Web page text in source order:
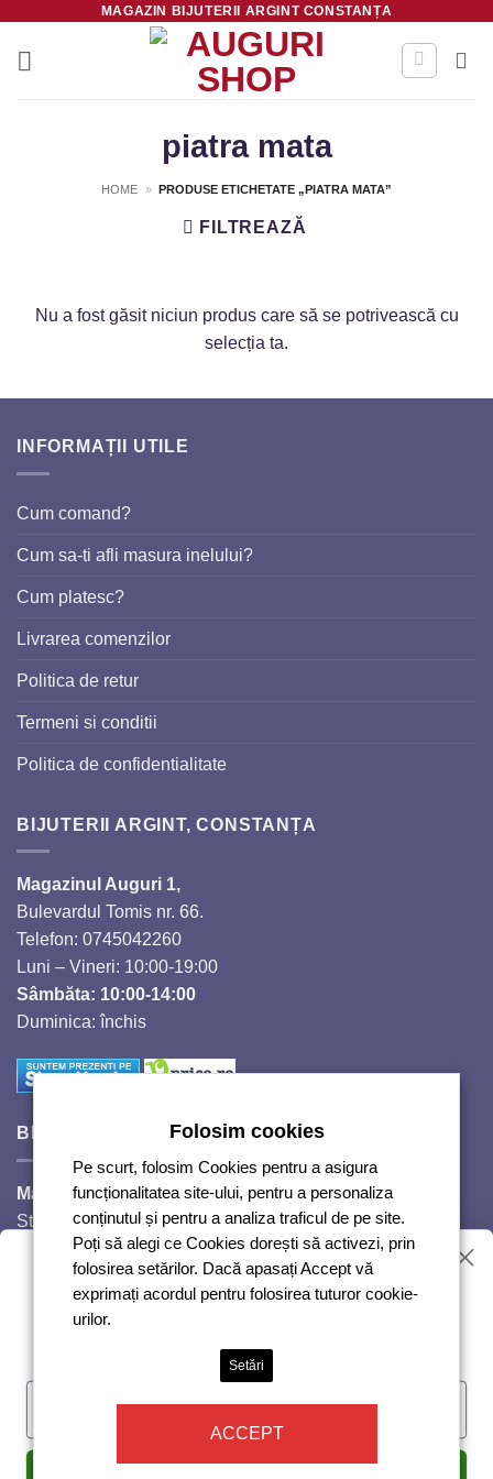
content
MAGAZIN BIJUTERII ARGINT CONSTANȚA
piatra mata
HOME » PRODUSE ETICHETATE „PIATRA MATA”
FILTREAZĂ
Nu a fost găsit niciun produs care să se potrivească cu
selecția ta.
INFORMAȚII UTILE
Cum comand?
Cum sa-ti afli masura inelului?
Cum platesc?
Livrarea comenzilor
Politica de retur
Termeni si conditii
Politica de confidentialitate
BIJUTERII ARGINT, CONSTANȚA
Magazinul Auguri 1,
Bulevardul Tomis nr. 66.
Telefon: 0745042260
Luni – Vineri: 10:00-19:00
Sâmbăta: 10:00-14:00
Duminica: închis
BIJUTERII SI CRISTALE
Magazinul Auguri 2,
Strada Răscoalei 1907, nr. 18.
Telefon: 0720224353
Luni – Vineri: 10:00-18:00
Sâmbăta: 10:00-14:00
Duminică: închis
Folosim cookies
Pe scurt, folosim Cookies pentru a asigura
funcționalitatea site-ului, pentru a personaliza
conținutul și pentru a analiza traficul de pe site.
Poți să alegi ce Cookies dorești să activezi, prin
folosirea setărilor. Dacă apasați Accept vă
exprimați acordul pentru folosirea tuturor cookie-
urilor.
Setări
ACCEPT
Vrei reduceri?
Abonează-te și te anunțăm!